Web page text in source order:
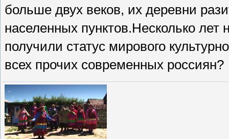
больше двух веков, их деревни
населенных пунктов.Несколько
получили статус мирового
всех прочих современных россиян?